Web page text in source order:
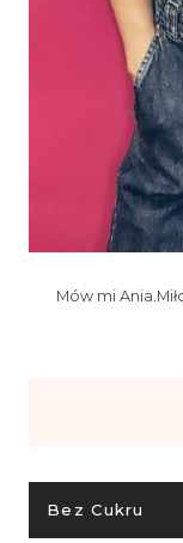
Mów mi
Bez Cukru